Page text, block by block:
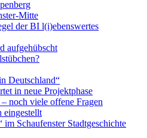
Mitte
der BI l(i)ebenswertes
aufgehübscht
Deutschland“
in neue Projektphase
noch viele offene Fragen
eingestellt
im Schaufenster Stadtgeschichte